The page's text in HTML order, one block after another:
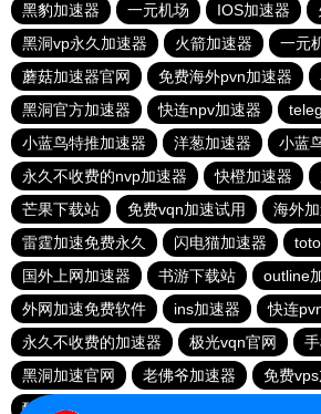
黑豹加速器
一元机场 IOS加速器
黑洞vp永久加速器
火箭加速器
一元
蘑菇加速器官网
免费海外pvn加速器
黑洞官方加速器
快连npv加速器
小蓝鸟特推加速器
洋葱加速器
小蓝
永久不收费的nvp加速器
快橙加速器
芒果下载站
免费vqn加速试用
海外
雷霆加速免费永久
闪电猫加速器
国外上网加速器
书游下载站 outline
外网加速免费软件
ins加速器
快连
永久不收费的加速器
极光vqn官网
黑洞加速官网
老佛爷加速器
免费
酷通加速器官网